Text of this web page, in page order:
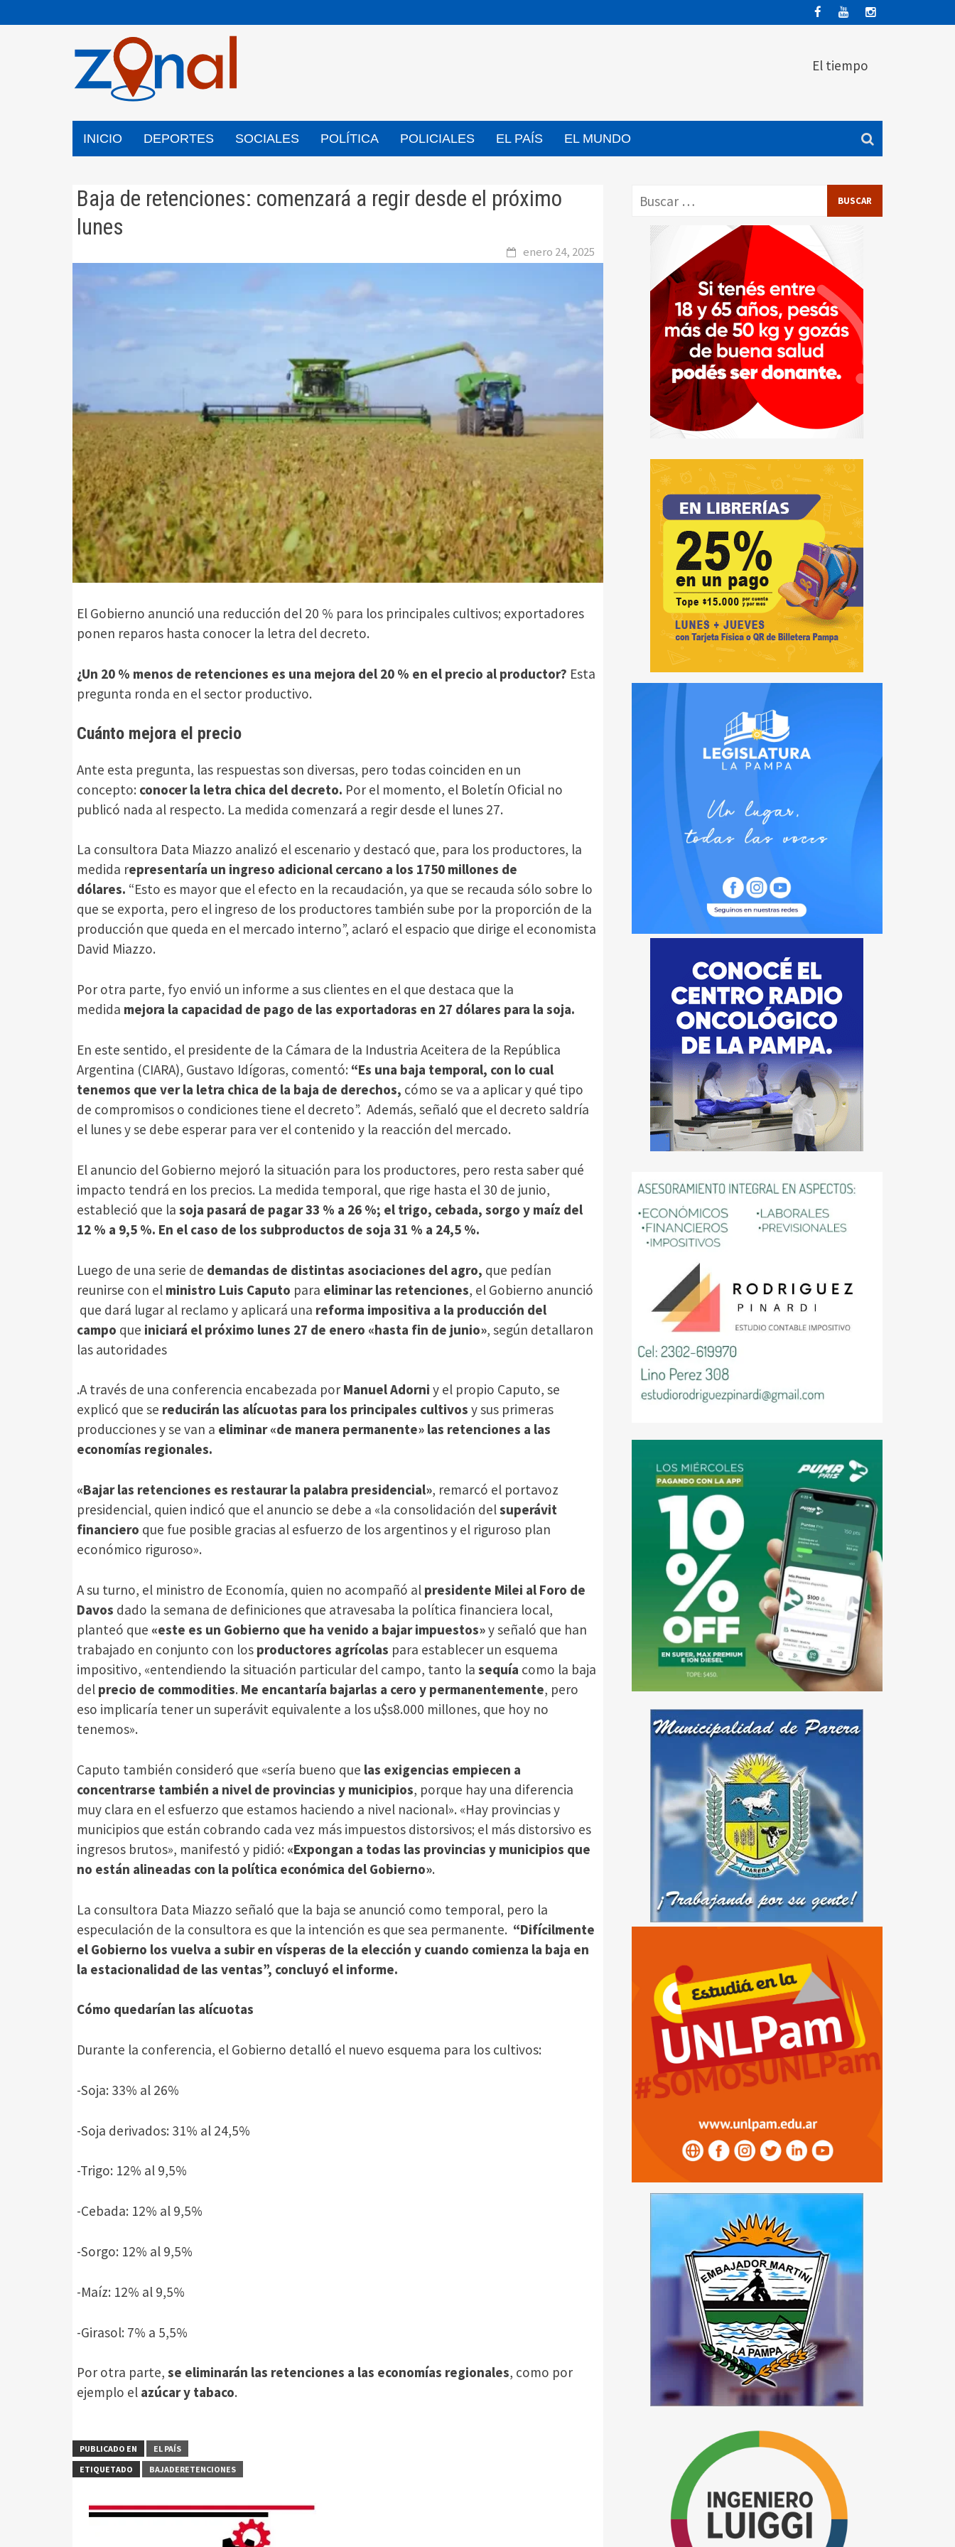
al
El tiempo
INICIO DEPORTES SOCIALES POLÍTICA POLICIALES EL PAÍS EL MUNDO
Baja de retenciones: comenzará a regir desde el próximo
lunes
enero 24, 2025
El Gobierno anunció una reducción del 20 % para los principales cultivos; exportadores
ponen reparos hasta conocer la letra del decreto.
¿Un 20 % menos de retenciones es una mejora del 20 % en el precio al productor? Esta
pregunta ronda en el sector productivo.
Cuánto mejora el precio
Ante esta pregunta, las respuestas son diversas, pero todas coinciden en un
concepto: conocer la letra chica del decreto. Por el momento, el Boletín Oficial no
publicó nada al respecto. La medida comenzará a regir desde el lunes 27.
La consultora Data Miazzo analizó el escenario y destacó que, para los productores, la
medida representaría un ingreso adicional cercano a los 1750 millones de
dólares. “Esto es mayor que el efecto en la recaudación, ya que se recauda sólo sobre lo
que se exporta, pero el ingreso de los productores también sube por la proporción de la
producción que queda en el mercado interno”, aclaró el espacio que dirige el economista
David Miazzo.
Por otra parte, fyo envió un informe a sus clientes en el que destaca que la
medida mejora la capacidad de pago de las exportadoras en 27 dólares para la soja.
En este sentido, el presidente de la Cámara de la Industria Aceitera de la República
Argentina (CIARA), Gustavo Idígoras, comentó: “Es una baja temporal, con lo cual
tenemos que ver la letra chica de la baja de derechos, cómo se va a aplicar y qué tipo
de compromisos o condiciones tiene el decreto”. Además, señaló que el decreto saldría
el lunes y se debe esperar para ver el contenido y la reacción del mercado.
El anuncio del Gobierno mejoró la situación para los productores, pero resta saber qué
impacto tendrá en los precios. La medida temporal, que rige hasta el 30 de junio,
estableció que la soja pasará de pagar 33 % a 26 %; el trigo, cebada, sorgo y maíz del
12 % a 9,5 %. En el caso de los subproductos de soja 31 % a 24,5 %.
Luego de una serie de demandas de distintas asociaciones del agro, que pedían
reunirse con el ministro Luis Caputo para eliminar las retenciones, el Gobierno anunció
que dará lugar al reclamo y aplicará una reforma impositiva a la producción del
campo que iniciará el próximo lunes 27 de enero «hasta fin de junio», según detallaron
las autoridades
.A través de una conferencia encabezada por Manuel Adorni y el propio Caputo, se
explicó que se reducirán las alícuotas para los principales cultivos y sus primeras
producciones y se van a eliminar «de manera permanente» las retenciones a las
economías regionales.
«Bajar las retenciones es restaurar la palabra presidencial», remarcó el portavoz
presidencial, quien indicó que el anuncio se debe a «la consolidación delsuperávit
financiero que fue posible gracias al esfuerzo de los argentinos y el riguroso plan
económico riguroso».
A su turno, el ministro de Economía, quien no acompañó al presidente Milei al Foro de
Davos dado la semana de definiciones que atravesaba la política financiera local,
planteó que «este es un Gobierno que ha venido a bajar impuestos»y señaló que han
trabajado en conjunto con los productores agrícolas para establecer un esquema
impositivo, «entendiendo la situación particular del campo, tanto la sequía como la baja
del precio de commodities. Me encantaría bajarlas a cero y permanentemente, pero
eso implicaría tener un superávit equivalente a los u$s8.000 millones, que hoy no
tenemos».
Caputo también consideró que «sería bueno que las exigencias empiecen a
concentrarse también a nivel de provincias y municipios, porque hay una diferencia
muy clara en el esfuerzo que estamos haciendo a nivel nacional». «Hay provincias y
municipios que están cobrando cada vez más impuestos distorsivos; el más distorsivo es
ingresos brutos», manifestó y pidió: «Expongan a todas las provincias y municipios que
no están alineadas con la política económica del Gobierno».
La consultora Data Miazzo señaló que la baja se anunció como temporal, pero la
especulación de la consultora es que la intención es que sea permanente. “Difícilmente
el Gobierno los vuelva a subir en vísperas de la elección y cuando comienza la baja en
la estacionalidad de las ventas”, concluyó el informe.
Cómo quedarían las alícuotas
Durante la conferencia, el Gobierno detalló el nuevo esquema para los cultivos:
-Soja: 33% al 26%
-Soja derivados: 31% al 24,5%
-Trigo: 12% al 9,5%
-Cebada: 12% al 9,5%
-Sorgo: 12% al 9,5%
-Maíz: 12% al 9,5%
-Girasol: 7% a 5,5%
Por otra parte, se eliminarán las retenciones a las economías regionales, como por
ejemplo el azúcar y tabaco.
PUBLICADO EN
EL PAÍS
ETIQUETADO
BAJADERETENCIONES
Buscar: